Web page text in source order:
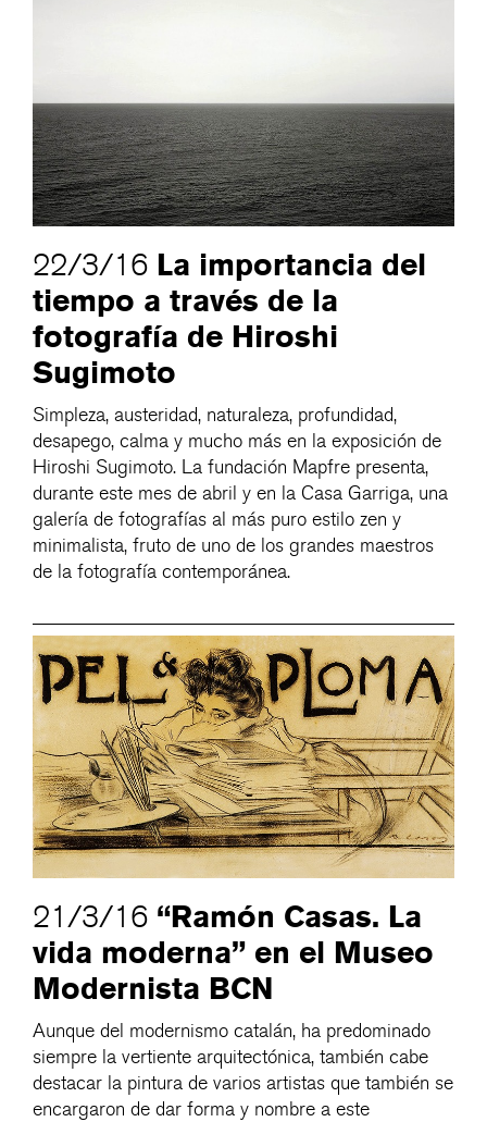
22/3/16 La importancia del
tiempo a través de la
fotografía de Hiroshi
Sugimoto
Simpleza, austeridad, naturaleza, profundidad,
desapego, calma y mucho más en la exposición de
Hiroshi Sugimoto. La fundación Mapfre presenta,
durante este mes de abril y en la Casa Garriga, una
galería de fotografías al más puro estilo zen y
minimalista, fruto de uno de los grandes maestros
de la fotografía contemporánea.
21/3/16 “Ramón Casas. La
vida moderna” en el Museo
Modernista BCN
Aunque del modernismo catalán, ha predominado
siempre la vertiente arquitectónica, también cabe
destacar la pintura de varios artistas que también se
encargaron de dar forma y nombre a este